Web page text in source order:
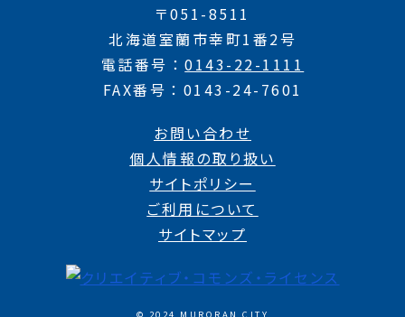
〒051-8511
北海道室蘭市幸町1番2号
電話番号
0143-22-1111
FAX番号
0143-24-7601
お問い合わせ
個人情報の取り扱い
サイトポリシー
ご利用について
サイトマップ
© 2024 MURORAN CITY